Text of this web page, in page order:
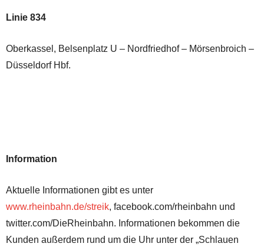
Linie 834
Oberkassel, Belsenplatz U – Nordfriedhof – Mörsenbroich –
Düsseldorf Hbf.
Information
Aktuelle Informationen gibt es unter
www.rheinbahn.de/streik, facebook.com/rheinbahn und
twitter.com/DieRheinbahn. Informationen bekommen die
Kunden außerdem rund um die Uhr unter der „Schlauen